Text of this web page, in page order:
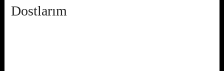
Dostlarım